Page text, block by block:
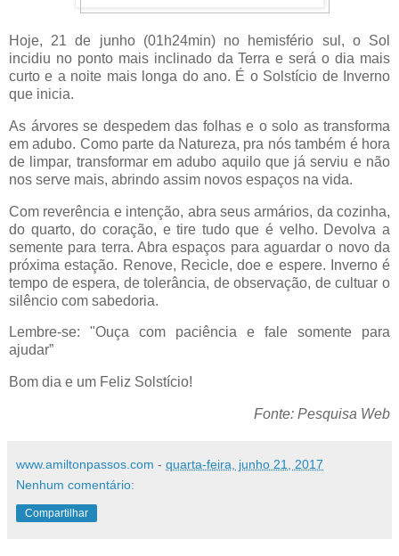
Hoje, 21 de junho (01h24min) no hemisfério sul, o Sol
incidiu no ponto mais inclinado da Terra e será o dia mais
curto e a noite mais longa do ano. É o Solstício de Inverno
que inicia.
As árvores se despedem das folhas e o solo as transforma
em adubo. Como parte da Natureza, pra nós também é hora
de limpar, transformar em adubo aquilo que já serviu e não
nos serve mais, abrindo assim novos espaços na vida.
Com reverência e intenção, abra seus armários, da cozinha,
do quarto, do coração, e tire tudo que é velho. Devolva a
semente para terra. Abra espaços para aguardar o novo da
próxima estação. Renove, Recicle, doe e espere. Inverno é
tempo de espera, de tolerância, de observação, de cultuar o
silêncio com sabedoria.
Lembre-se: "Ouça com paciência e fale somente para
ajudar”
Bom dia e um Feliz Solstício!
Fonte: Pesquisa Web
www.amiltonpassos.com - quarta-feira, junho 21, 2017
Nenhum comentário:
Compartilhar